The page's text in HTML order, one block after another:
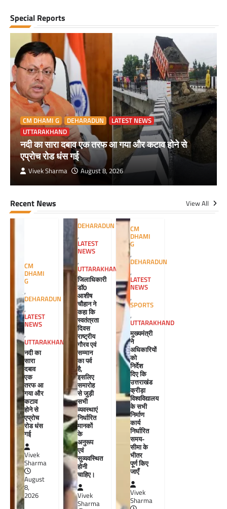
Special Reports
CM DHAMI G DEHARADUN
LATEST NEWS
UTTARAKHAND
नदी का सारा दबाव एक तरफ आ गया और कटाव होने से
एप्रोच रोड धंस गई
Vivek Sharma August 8, 2026
Recent News View All
CM
DHAMI
G
,
DEHARADUN
,
LATEST
NEWS
,
UTTARAKHAND
नदी का
सारा
दबाव
एक
तरफ आ
गया और
कटाव
होने से
एप्रोच
रोड धंस
गई
Vivek
Sharma
August
8,
2026
DEHARADUN
,
LATEST
NEWS
,
UTTARAKHAND
जिलाधिकारी
डॉ0
आशीष
चौहान ने
कहा कि
स्वतंत्रता
दिवस
राष्ट्रीय
गौरव एवं
सम्मान
का पर्व
है,
इसलिए
समारोह
से जुड़ी
सभी
व्यवस्थाएं
निर्धारित
मानकों
के
अनुरूप
एवं
सुव्यवस्थित
होनी
चाहिए।
Vivek
Sharma
CM
DHAMI
G
,
DEHARADUN
,
LATEST
NEWS
,
SPORTS
,
UTTARAKHAND
मुख्यमंत्री
ने
अधिकारियों
को
निर्देश
दिए कि
उत्तराखंड
क्रीड़ा
विश्वविद्यालय
के सभी
निर्माण
कार्य
निर्धारित
समय-
सीमा के
भीतर
पूर्ण किए
जाएँ
Vivek
Sharma